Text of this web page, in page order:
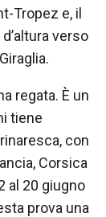
Tropez e, il
verso
regata. È un
tiene
con
Corsica
al 20 giugno
prova una